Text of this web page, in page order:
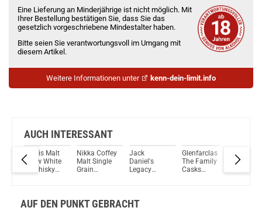
Du willst Kröten sparen?
Schau mal hier!
Dovpo Ayce Pro Pod System Kit Schwarz
Eine Lieferung an Minderjährige ist nicht möglich. Mit
Ihrer Bestellung bestätigen Sie, dass Sie das
gesetzlich vorgeschriebene Mindestalter haben.
Bitte seien Sie verantwortungsvoll im Umgang mit
diesem Artikel.
Weitere Informationen unter kenn-dein-limit.info
AUCH INTERESSANT
Säntis Malt
Snow White
IX Whisky
Nikka Coffey
Malt Single
Grain
Jack
Daniel's
Legacy
43% Vol.
Glenfarclas
The Family
Casks
Cardhu
Jahre
AUF DEN PUNKT GEBRACHT